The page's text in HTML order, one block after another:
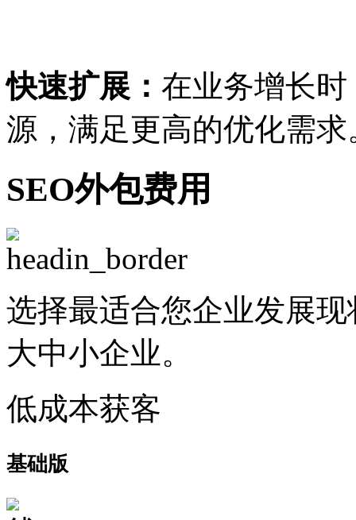
快速扩展： 在业务增长
源，满足更高的优化需求
SEO外包费用
选择最适合您企业发展
大中小企业。
低成本获客
基础版